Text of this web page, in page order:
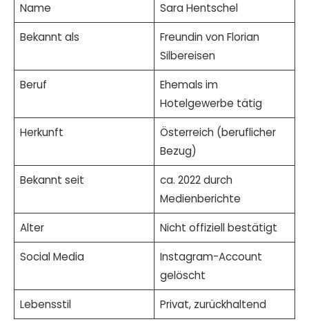
Name
Sara Hentschel
Bekannt als
Freundin von Florian
Silbereisen
Beruf
Ehemals im
Hotelgewerbe tätig
Herkunft
Österreich (beruflicher
Bezug)
Bekannt seit
ca. 2022 durch
Medienberichte
Alter
Nicht offiziell bestätigt
Social Media
Instagram-Account
gelöscht
Lebensstil
Privat, zurückhaltend